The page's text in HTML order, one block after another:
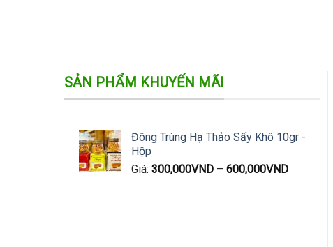
SẢN PHẨM KHUYẾN MÃI
Đông Trùng Hạ Thảo Sấy Khô 10gr -
Hộp
Giá: 300,000VND– 600,000VND